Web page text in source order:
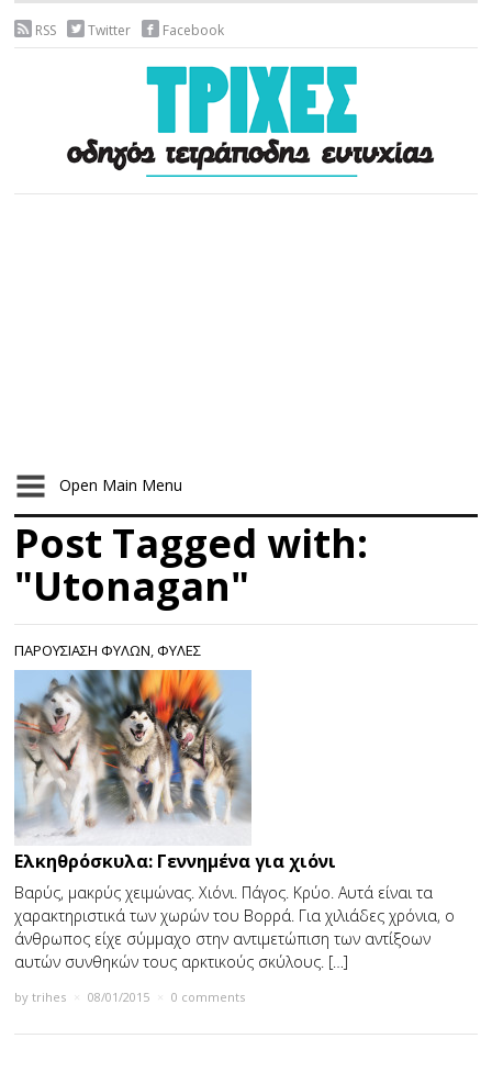
RSS Twitter Facebook
Open Main Menu
Post Tagged with:
"Utonagan"
ΠΑΡΟΥΣΙΑΣΗ ΦΥΛΩΝ,ΦΥΛΕΣ
Eλκηθρόσκυλα: Γεννημένα για χιόνι
Βαρύς, μακρύς χειμώνας. Χιόνι. Πάγος. Κρύο. Αυτά είναι τα
χαρακτηριστικά των χωρών του Βορρά. Για χιλιάδες χρόνια, ο
άνθρωπος είχε σύμμαχο στην αντιμετώπιση των αντίξοων
αυτών συνθηκών τους αρκτικούς σκύλους. […]
bytrihes 08/01/2015 0 comments